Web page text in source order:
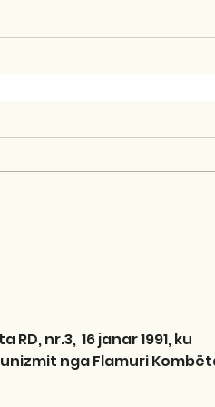
RD, nr.3,  16 janar 1991, ku
nga Flamuri